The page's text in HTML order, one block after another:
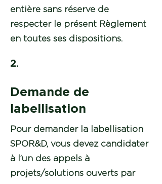
entière sans réserve de
respecter le présent Règlement
en toutes ses dispositions.
2.
Demande de
labellisation
Pour demander la labellisation
SPOR&D, vous devez candidater
à l’un des appels à
projets/solutions ouverts par